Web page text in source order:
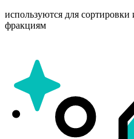
используются для
фракциям